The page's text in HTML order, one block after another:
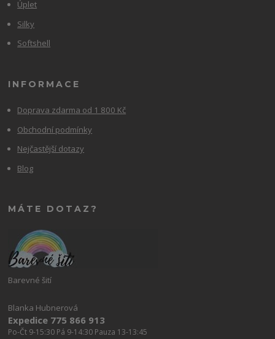
Úplet
Silky
Softshell
INFORMACE
Doprava zdarma od 1 800 Kč
Obchodní podmínky
Nejčastější dotazy
Blog
MÁTE DOTAZ?
Barevné šití
Blanka Hubnerová
Expedice 775 866 913
Po-Čt 9-15:30 Pá 9-14:30 Pauza 13-13:45